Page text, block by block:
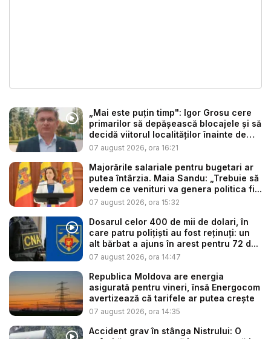
„Mai este puțin timp": Igor Grosu cere
primarilor să depășească blocajele și să
decidă viitorul localităților înainte de
ex...
07 august 2026, ora 16:21
Majorările salariale pentru bugetari ar
putea întârzia. Maia Sandu: „Trebuie să
vedem ce venituri va genera politica fi...
07 august 2026, ora 15:32
Dosarul celor 400 de mii de dolari, în
care patru polițiști au fost reținuți: un
alt bărbat a ajuns în arest pentru 72 d...
07 august 2026, ora 14:47
Republica Moldova are energia
asigurată pentru vineri, însă Energocom
avertizează că tarifele ar putea crește
07 august 2026, ora 14:35
Accident grav în stânga Nistrului: O